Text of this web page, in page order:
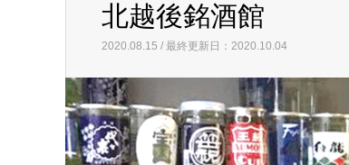
北越後銘酒館
2020.08.15 / 最終更新日：2020.10.04